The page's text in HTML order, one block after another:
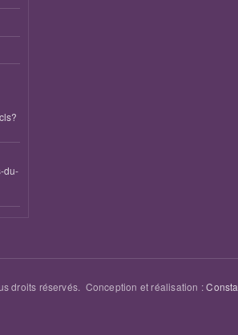
du-
droits réservés. Conception et réalisation :